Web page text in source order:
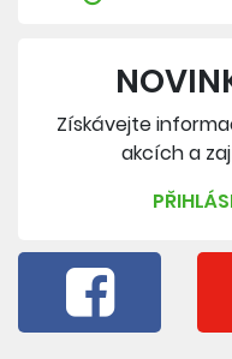
Získávejte
akcích a